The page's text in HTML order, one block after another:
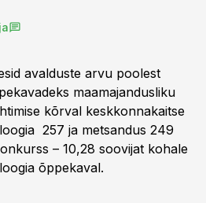
avalduste arvu poolest
maamajandusliku
kõrval keskkonnakaitse
257 ja metsandus 249
– 10,28 soovijat kohale
õppekaval.